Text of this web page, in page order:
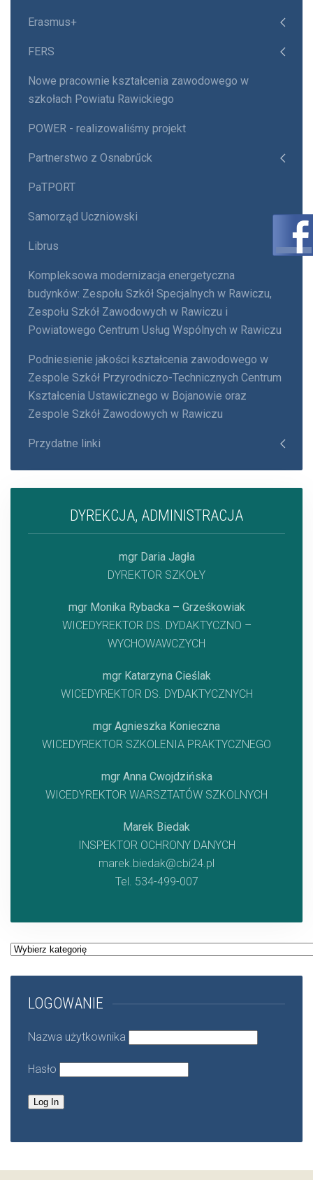
Erasmus+
FERS
Nowe pracownie kształcenia zawodowego w
szkołach Powiatu Rawickiego
POWER - realizowaliśmy projekt
Partnerstwo z Osnabrűck
PaTPORT
Samorząd Uczniowski
Librus
Kompleksowa modernizacja energetyczna
budynków: Zespołu Szkół Specjalnych w Rawiczu,
Zespołu Szkół Zawodowych w Rawiczu i
Powiatowego Centrum Usług Wspólnych w Rawiczu
Podniesienie jakości kształcenia zawodowego w
Zespole Szkół Przyrodniczo-Technicznych Centrum
Kształcenia Ustawicznego w Bojanowie oraz
Zespole Szkół Zawodowych w Rawiczu
Przydatne linki
DYREKCJA, ADMINISTRACJA
mgr Daria Jagła
DYREKTOR SZKOŁY
mgr Monika Rybacka – Grześkowiak
WICEDYREKTOR DS. DYDAKTYCZNO –
WYCHOWAWCZYCH
mgr Katarzyna Cieślak
WICEDYREKTOR DS. DYDAKTYCZNYCH
mgr Agnieszka Konieczna
WICEDYREKTOR SZKOLENIA PRAKTYCZNEGO
mgr Anna Cwojdzińska
WICEDYREKTOR WARSZTATÓW SZKOLNYCH
Marek Biedak
INSPEKTOR OCHRONY DANYCH
marek.biedak@cbi24.pl
Tel. 534-499-007
Kategorie
LOGOWANIE
Nazwa użytkownika
Hasło